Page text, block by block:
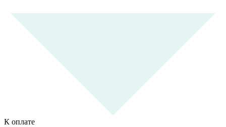
К оплате